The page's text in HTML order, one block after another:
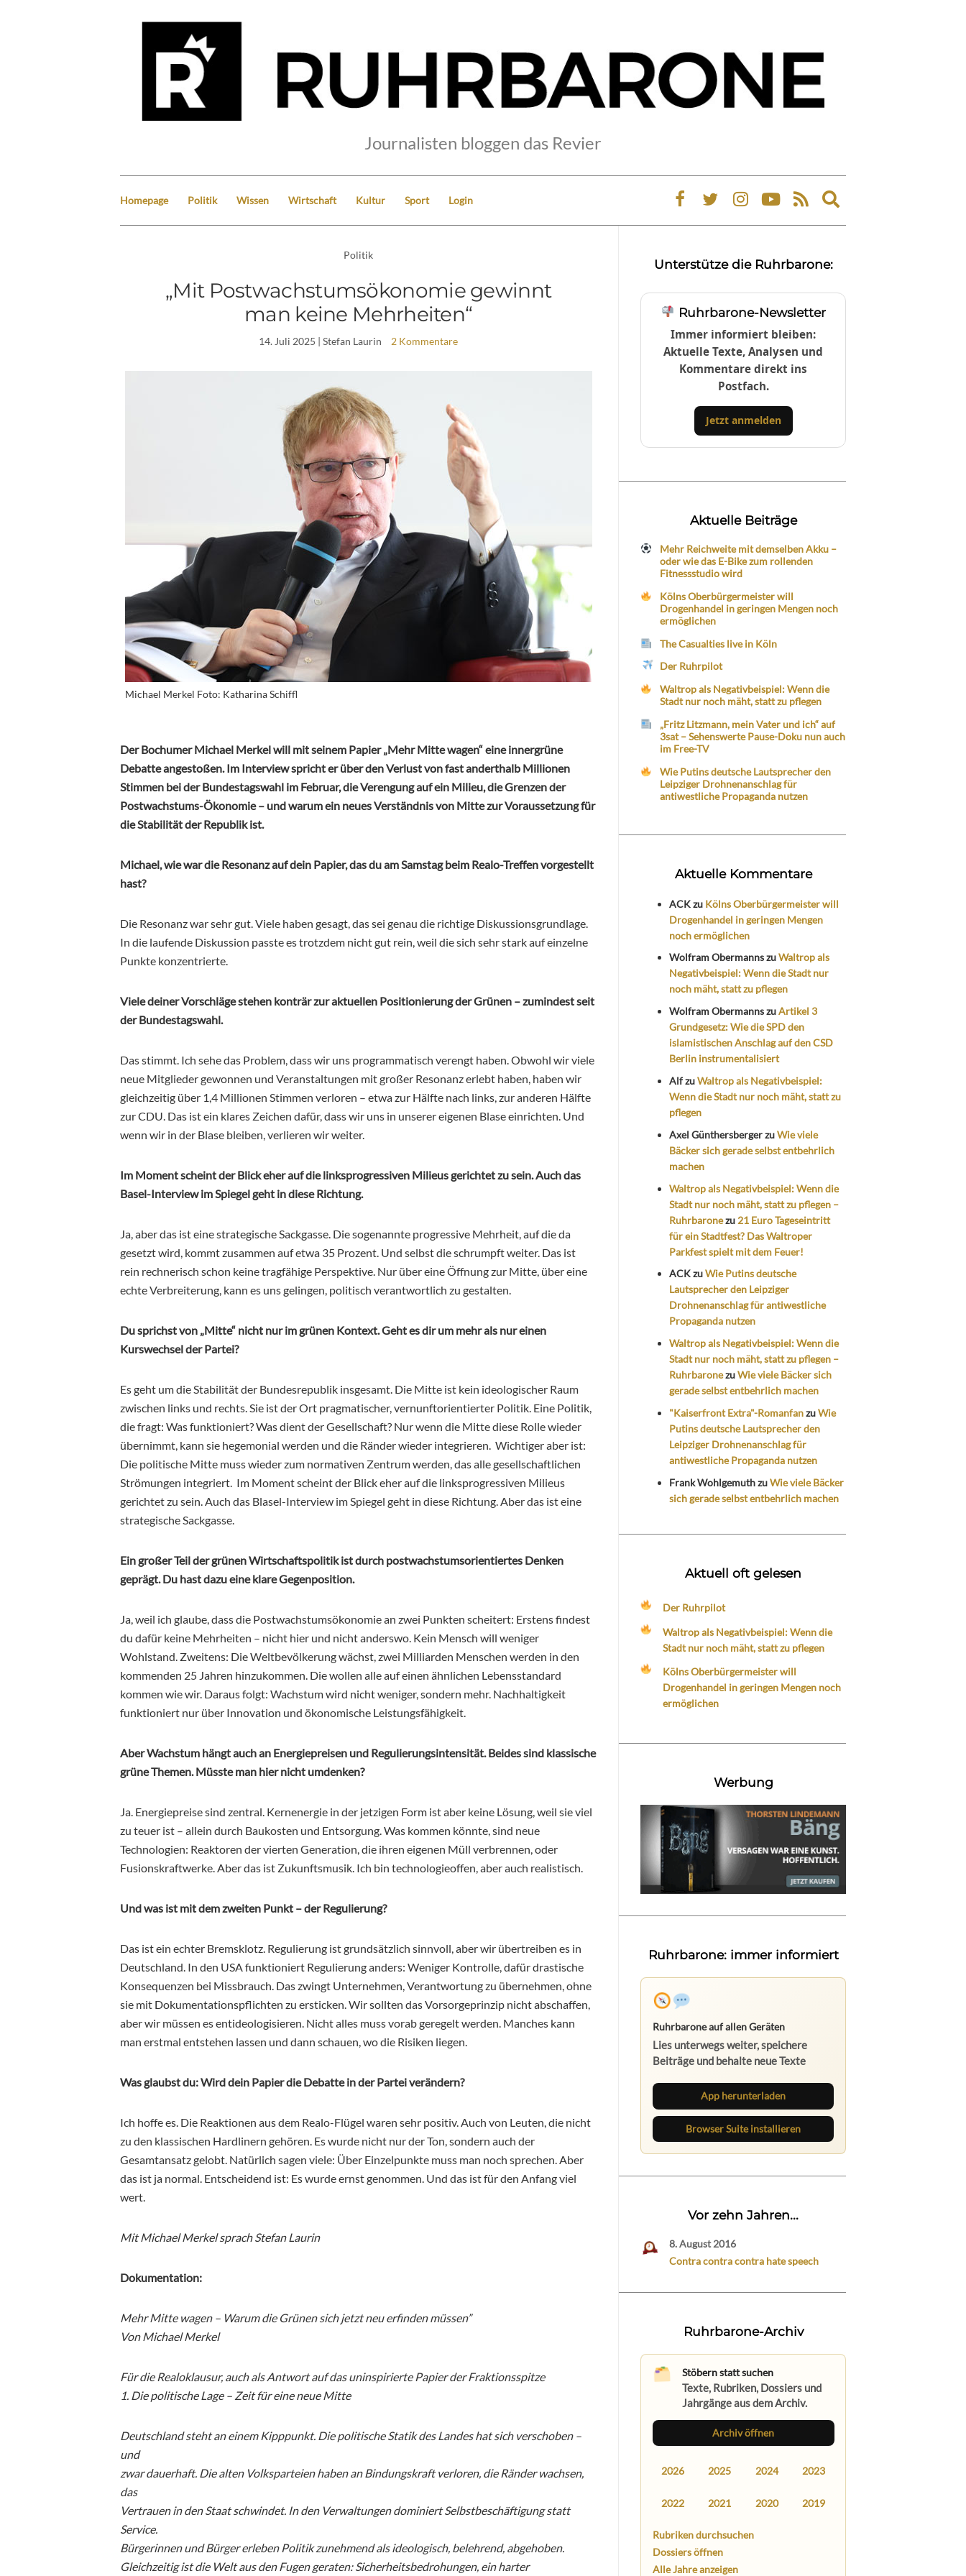
Journalisten bloggen das Revier
Homepage Politik Wissen Wirtschaft Kultur Sport Login
Expand
search
Politik
„Mit Postwachstumsökonomie gewinnt
man keine Mehrheiten“
14. Juli 2025 | Stefan Laurin 2 Kommentare
Michael Merkel Foto: Katharina Schiffl
Der Bochumer Michael Merkel will mit seinem Papier „Mehr Mitte wagen“ eine innergrüne
Debatte angestoßen. Im Interview spricht er über den Verlust von fast anderthalb Millionen
Stimmen bei der Bundestagswahl im Februar, die Verengung auf ein Milieu, die Grenzen der
Postwachstums-Ökonomie – und warum ein neues Verständnis von Mitte zur Voraussetzung für
die Stabilität der Republik ist.
Michael, wie war die Resonanz auf dein Papier, das du am Samstag beim Realo-Treffen vorgestellt
hast?
Die Resonanz war sehr gut. Viele haben gesagt, das sei genau die richtige Diskussionsgrundlage.
In die laufende Diskussion passte es trotzdem nicht gut rein, weil die sich sehr stark auf einzelne
Punkte konzentrierte.
Viele deiner Vorschläge stehen konträr zur aktuellen Positionierung der Grünen – zumindest seit
der Bundestagswahl.
Das stimmt. Ich sehe das Problem, dass wir uns programmatisch verengt haben. Obwohl wir viele
neue Mitglieder gewonnen und Veranstaltungen mit großer Resonanz erlebt haben, haben wir
gleichzeitig über 1,4 Millionen Stimmen verloren – etwa zur Hälfte nach links, zur anderen Hälfte
zur CDU. Das ist ein klares Zeichen dafür, dass wir uns in unserer eigenen Blase einrichten. Und
wenn wir in der Blase bleiben, verlieren wir weiter.
Im Moment scheint der Blick eher auf die linksprogressiven Milieus gerichtet zu sein. Auch das
Basel-Interview im Spiegel geht in diese Richtung.
Ja, aber das ist eine strategische Sackgasse. Die sogenannte progressive Mehrheit, auf die da
gesetzt wird, kommt zusammen auf etwa 35 Prozent. Und selbst die schrumpft weiter. Das ist
rein rechnerisch schon keine tragfähige Perspektive. Nur über eine Öffnung zur Mitte, über eine
echte Verbreiterung, kann es uns gelingen, politisch verantwortlich zu gestalten.
Du sprichst von „Mitte“ nicht nur im grünen Kontext. Geht es dir um mehr als nur einen
Kurswechsel der Partei?
Es geht um die Stabilität der Bundesrepublik insgesamt. Die Mitte ist kein ideologischer Raum
zwischen links und rechts. Sie ist der Ort pragmatischer, vernunftorientierter Politik. Eine Politik,
die fragt: Was funktioniert? Was dient der Gesellschaft? Nur wenn die Mitte diese Rolle wieder
übernimmt, kann sie hegemonial werden und die Ränder wieder integrieren. Wichtiger aber ist:
Die politische Mitte muss wieder zum normativen Zentrum werden, das alle gesellschaftlichen
Strömungen integriert. Im Moment scheint der Blick eher auf die linksprogressiven Milieus
gerichtet zu sein. Auch das Blasel-Interview im Spiegel geht in diese Richtung. Aber das ist eine
strategische Sackgasse.
Ein großer Teil der grünen Wirtschaftspolitik ist durch postwachstumsorientiertes Denken
geprägt. Du hast dazu eine klare Gegenposition.
Ja, weil ich glaube, dass die Postwachstumsökonomie an zwei Punkten scheitert: Erstens findest
du dafür keine Mehrheiten – nicht hier und nicht anderswo. Kein Mensch will weniger
Wohlstand. Zweitens: Die Weltbevölkerung wächst, zwei Milliarden Menschen werden in den
kommenden 25 Jahren hinzukommen. Die wollen alle auf einen ähnlichen Lebensstandard
kommen wie wir. Daraus folgt: Wachstum wird nicht weniger, sondern mehr. Nachhaltigkeit
funktioniert nur über Innovation und ökonomische Leistungsfähigkeit.
Aber Wachstum hängt auch an Energiepreisen und Regulierungsintensität. Beides sind klassische
grüne Themen. Müsste man hier nicht umdenken?
Ja. Energiepreise sind zentral. Kernenergie in der jetzigen Form ist aber keine Lösung, weil sie viel
zu teuer ist – allein durch Baukosten und Entsorgung. Was kommen könnte, sind neue
Technologien: Reaktoren der vierten Generation, die ihren eigenen Müll verbrennen, oder
Fusionskraftwerke. Aber das ist Zukunftsmusik. Ich bin technologieoffen, aber auch realistisch.
Und was ist mit dem zweiten Punkt – der Regulierung?
Das ist ein echter Bremsklotz. Regulierung ist grundsätzlich sinnvoll, aber wir übertreiben es in
Deutschland. In den USA funktioniert Regulierung anders: Weniger Kontrolle, dafür drastische
Konsequenzen bei Missbrauch. Das zwingt Unternehmen, Verantwortung zu übernehmen, ohne
sie mit Dokumentationspflichten zu ersticken. Wir sollten das Vorsorgeprinzip nicht abschaffen,
aber wir müssen es entideologisieren. Nicht alles muss vorab geregelt werden. Manches kann
man erstmal entstehen lassen und dann schauen, wo die Risiken liegen.
Was glaubst du: Wird dein Papier die Debatte in der Partei verändern?
Ich hoffe es. Die Reaktionen aus dem Realo-Flügel waren sehr positiv. Auch von Leuten, die nicht
zu den klassischen Hardlinern gehören. Es wurde nicht nur der Ton, sondern auch der
Gesamtansatz gelobt. Natürlich sagen viele: Über Einzelpunkte muss man noch sprechen. Aber
das ist ja normal. Entscheidend ist: Es wurde ernst genommen. Und das ist für den Anfang viel
wert.
Mit Michael Merkel sprach Stefan Laurin
Dokumentation:
Mehr Mitte wagen – Warum die Grünen sich jetzt neu erfinden müssen”
Von Michael Merkel
Für die Realoklausur, auch als Antwort auf das uninspirierte Papier der Fraktionsspitze
1. Die politische Lage – Zeit für eine neue Mitte
Deutschland steht an einem Kipppunkt. Die politische Statik des Landes hat sich verschoben –
und
zwar dauerhaft. Die alten Volksparteien haben an Bindungskraft verloren, die Ränder wachsen,
das
Vertrauen in den Staat schwindet. In den Verwaltungen dominiert Selbstbeschäftigung statt
Service.
Bürgerinnen und Bürger erleben Politik zunehmend als ideologisch, belehrend, abgehoben.
Gleichzeitig ist die Welt aus den Fugen geraten: Sicherheitsbedrohungen, ein harter
Unterstütze die Ruhrbarone:
Ruhrbarone-Newsletter
Immer informiert bleiben:
Aktuelle Texte, Analysen und
Kommentare direkt ins
Postfach.
Jetzt anmelden
Aktuelle Beiträge
Mehr Reichweite mit demselben Akku –
oder wie das E-Bike zum rollenden
Fitnessstudio wird
Kölns Oberbürgermeister will
Drogenhandel in geringen Mengen noch
ermöglichen
The Casualties live in Köln
Der Ruhrpilot
Waltrop als Negativbeispiel: Wenn die
Stadt nur noch mäht, statt zu pflegen
„Fritz Litzmann, mein Vater und ich“ auf
3sat – Sehenswerte Pause-Doku nun auch
im Free-TV
Wie Putins deutsche Lautsprecher den
Leipziger Drohnenanschlag für
antiwestliche Propaganda nutzen
Aktuelle Kommentare
ACKzu Kölns Oberbürgermeister will
Drogenhandel in geringen Mengen
noch ermöglichen
Wolfram ObermannszuWaltrop als
Negativbeispiel: Wenn die Stadt nur
noch mäht, statt zu pflegen
Wolfram ObermannszuArtikel 3
Grundgesetz: Wie die SPD den
islamistischen Anschlag auf den CSD
Berlin instrumentalisiert
AlfzuWaltrop als Negativbeispiel:
Wenn die Stadt nur noch mäht, statt zu
pflegen
Axel GünthersbergerzuWie viele
Bäcker sich gerade selbst entbehrlich
machen
Waltrop als Negativbeispiel: Wenn die
Stadt nur noch mäht, statt zu pflegen –
Ruhrbaronezu 21 Euro Tageseintritt
für ein Stadtfest? Das Waltroper
Parkfest spielt mit dem Feuer!
ACKzuWie Putins deutsche
Lautsprecher den Leipziger
Drohnenanschlag für antiwestliche
Propaganda nutzen
Waltrop als Negativbeispiel: Wenn die
Stadt nur noch mäht, statt zu pflegen –
RuhrbaronezuWie viele Bäcker sich
gerade selbst entbehrlich machen
"Kaiserfront Extra"-RomanfanzuWie
Putins deutsche Lautsprecher den
Leipziger Drohnenanschlag für
antiwestliche Propaganda nutzen
Frank WohlgemuthzuWie viele Bäcker
sich gerade selbst entbehrlich machen
Aktuell oft gelesen
Der Ruhrpilot
Waltrop als Negativbeispiel: Wenn die
Stadt nur noch mäht, statt zu pflegen
Kölns Oberbürgermeister will
Drogenhandel in geringen Mengen noch
ermöglichen
Werbung
Ruhrbarone: immer informiert
Ruhrbarone auf allen Geräten
Lies unterwegs weiter, speichere
Beiträge und behalte neue Texte
App herunterladen
Browser Suite installieren
Vor zehn Jahren...
8. August 2016
Contra contra contra hate speech
Ruhrbarone-Archiv
Stöbern statt suchen
Texte, Rubriken, Dossiers und
Jahrgänge aus dem Archiv.
Archiv öffnen
2026 2025 2024 2023
2022 2021 2020 2019
Rubriken durchsuchen
Dossiers öffnen
Alle Jahre anzeigen